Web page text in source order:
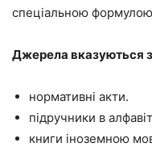
спеціальною
Джерела вказуються
нормативні акти.
підручники в
книги іноземною